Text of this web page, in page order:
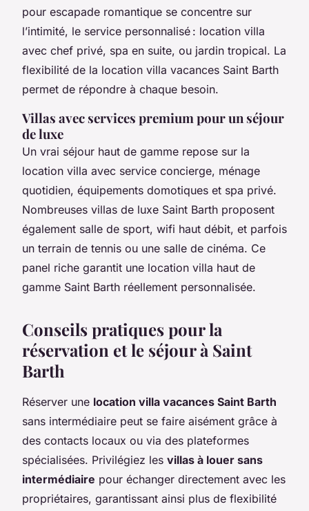
pour escapade romantique se concentre sur
l’intimité, le service personnalisé : location villa
avec chef privé, spa en suite, ou jardin tropical. La
flexibilité de la location villa vacances Saint Barth
permet de répondre à chaque besoin.
Villas avec services premium pour un séjour
de luxe
Un vrai séjour haut de gamme repose sur la
location villa avec service concierge, ménage
quotidien, équipements domotiques et spa privé.
Nombreuses villas de luxe Saint Barth proposent
également salle de sport, wifi haut débit, et parfois
un terrain de tennis ou une salle de cinéma. Ce
panel riche garantit une location villa haut de
gamme Saint Barth réellement personnalisée.
Conseils pratiques pour la
réservation et le séjour à Saint
Barth
Réserver une location villa vacances Saint Barth
sans intermédiaire peut se faire aisément grâce à
des contacts locaux ou via des plateformes
spécialisées. Privilégiez les villas à louer sans
intermédiaire pour échanger directement avec les
propriétaires, garantissant ainsi plus de flexibilité